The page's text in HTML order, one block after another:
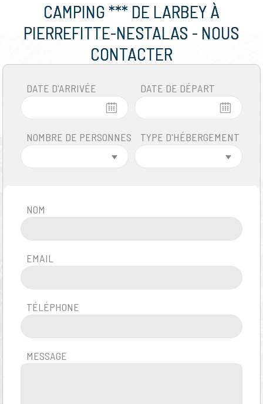
CAMPING *** DE LARBEY À
PIERREFITTE-NESTALAS - NOUS
CONTACTER
DATE D'ARRIVÉE DATE DE DÉPART
NOMBRE DE PERSONNES TYPE D'HÉBERGEMENT
NOM
EMAIL
TÉLÉPHONE
MESSAGE